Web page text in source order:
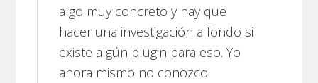
algo muy concreto y hay que
hacer una investigación a fondo si
existe algún plugin para eso. Yo
ahora mismo no conozco